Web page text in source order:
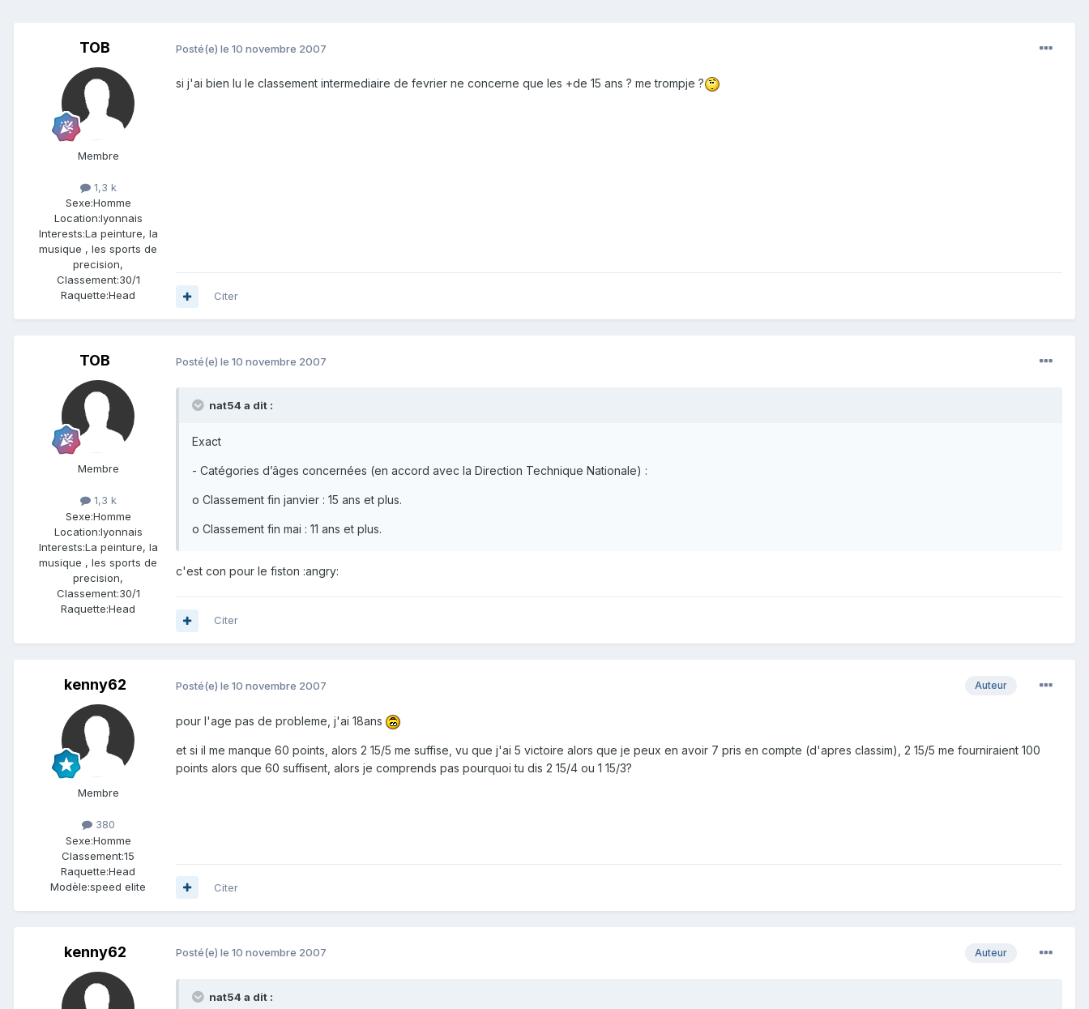
TOB
Membre
1,3 k
Sexe:Homme
Location:lyonnais
Interests:La peinture, la
musique , les sports de
precision,
Classement:30/1
Raquette:Head
Posté(e) le 10 novembre 2007
si j'ai bien lu le classement intermediaire de fevrier ne concerne que les +de 15 ans ? me trompje ?
Citer
TOB
Membre
1,3 k
Sexe:Homme
Location:lyonnais
Interests:La peinture, la
musique , les sports de
precision,
Classement:30/1
Raquette:Head
Posté(e) le 10 novembre 2007
nat54 a dit :
Exact
- Catégories d’âges concernées (en accord avec la Direction Technique Nationale) :
o Classement fin janvier : 15 ans et plus.
o Classement fin mai : 11 ans et plus.
c'est con pour le fiston :angry:
Citer
kenny62
Membre
380
Sexe:Homme
Classement:15
Raquette:Head
Modèle:speed elite
Auteur
Posté(e) le 10 novembre 2007
pour l'age pas de probleme, j'ai 18ans
et si il me manque 60 points, alors 2 15/5 me suffise, vu que j'ai 5 victoire alors que je peux en avoir 7 pris en compte (d'apres classim), 2 15/5 me fourniraient 100
points alors que 60 suffisent, alors je comprends pas pourquoi tu dis 2 15/4 ou 1 15/3?
Citer
kenny62 Auteur
Posté(e) le 10 novembre 2007
nat54 a dit :